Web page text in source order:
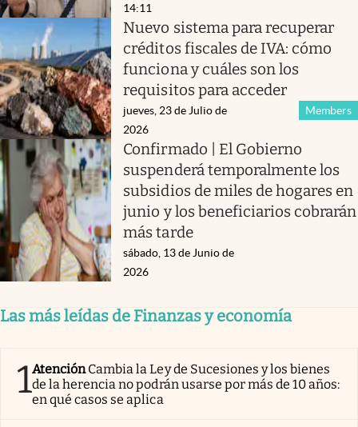
14:11
Nuevo sistema para recuperar
créditos fiscales de IVA: cómo
funciona y cuáles son los
requisitos para acceder
Members
jueves, 23 de Julio de
2026
Confirmado | El Gobierno
suspenderá temporalmente los
subsidios de miles de hogares en
junio y los beneficiarios cobrarán
más tarde
sábado, 13 de Junio de
2026
Las más leídas de Finanzas y economía
1AtenciónCambia la Ley de Sucesiones y los bienes
de la herencia no podrán usarse por más de 10 años:
en qué casos se aplica